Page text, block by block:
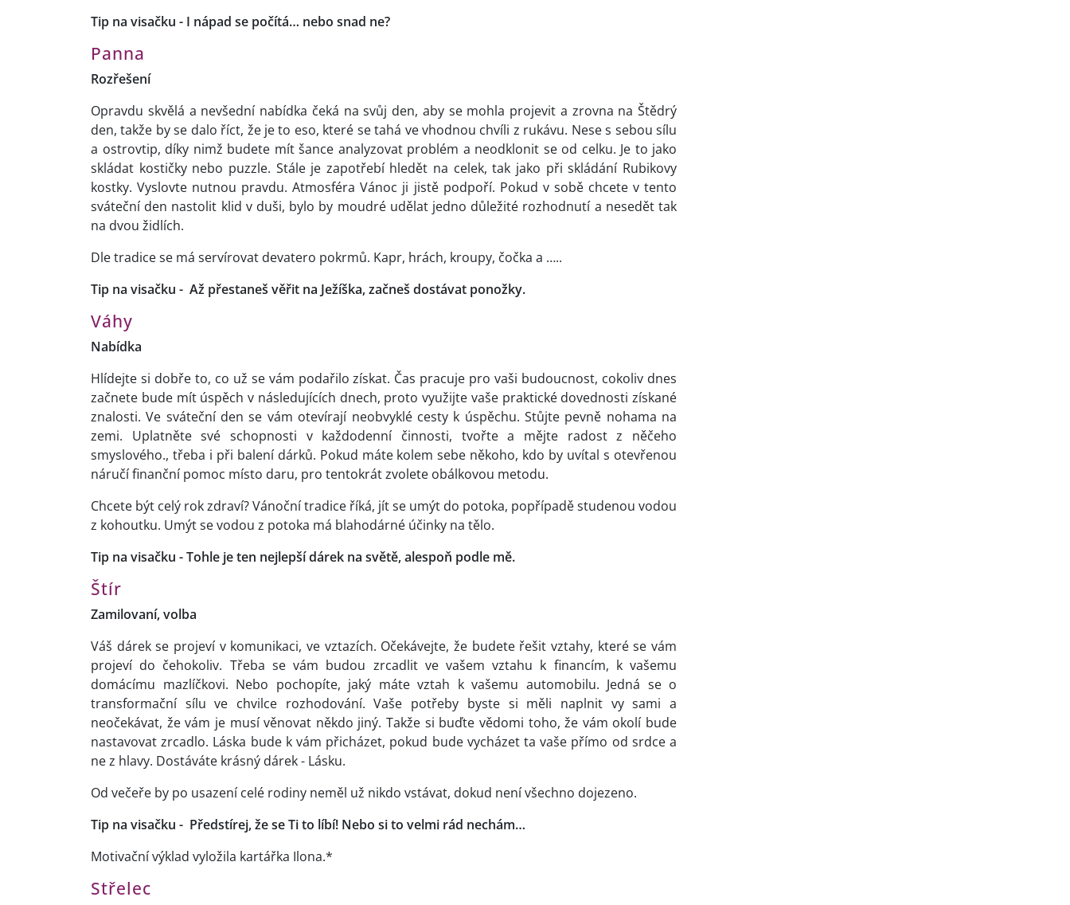
Tip na visačku - I nápad se počítá… nebo snad ne?
Panna
Rozřešení
Opravdu skvělá a nevšední nabídka čeká na svůj den, aby se mohla projevit a zrovna na Štědrý
den, takže by se dalo říct, že je to eso, které se tahá ve vhodnou chvíli z rukávu. Nese s sebou sílu
a ostrovtip, díky nimž budete mít šance analyzovat problém a neodklonit se od celku. Je to jako
skládat kostičky nebo puzzle. Stále je zapotřebí hledět na celek, tak jako při skládání Rubikovy
kostky. Vyslovte nutnou pravdu. Atmosféra Vánoc ji jistě podpoří. Pokud v sobě chcete v tento
sváteční den nastolit klid v duši, bylo by moudré udělat jedno důležité rozhodnutí a nesedět tak
na dvou židlích.
Dle tradice se má servírovat devatero pokrmů. Kapr, hrách, kroupy, čočka a …..
Tip na visačku - Až přestaneš věřit na Ježíška, začneš dostávat ponožky.
Váhy
Nabídka
Hlídejte si dobře to, co už se vám podařilo získat. Čas pracuje pro vaši budoucnost, cokoliv dnes
začnete bude mít úspěch v následujících dnech, proto využijte vaše praktické dovednosti získané
znalosti. Ve sváteční den se vám otevírají neobvyklé cesty k úspěchu. Stůjte pevně nohama na
zemi. Uplatněte své schopnosti v každodenní činnosti, tvořte a mějte radost z něčeho
smyslového., třeba i při balení dárků. Pokud máte kolem sebe někoho, kdo by uvítal s otevřenou
náručí finanční pomoc místo daru, pro tentokrát zvolete obálkovou metodu.
Chcete být celý rok zdraví? Vánoční tradice říká, jít se umýt do potoka, popřípadě studenou vodou
z kohoutku. Umýt se vodou z potoka má blahodárné účinky na tělo.
Tip na visačku - Tohle je ten nejlepší dárek na světě, alespoň podle mě.
Štír
Zamilovaní, volba
Váš dárek se projeví v komunikaci, ve vztazích. Očekávejte, že budete řešit vztahy, které se vám
projeví do čehokoliv. Třeba se vám budou zrcadlit ve vašem vztahu k financím, k vašemu
domácímu mazlíčkovi. Nebo pochopíte, jaký máte vztah k vašemu automobilu. Jedná se o
transformační sílu ve chvilce rozhodování. Vaše potřeby byste si měli naplnit vy sami a
neočekávat, že vám je musí věnovat někdo jiný. Takže si buďte vědomi toho, že vám okolí bude
nastavovat zrcadlo. Láska bude k vám přicházet, pokud bude vycházet ta vaše přímo od srdce a
ne z hlavy. Dostáváte krásný dárek - Lásku.
Od večeře by po usazení celé rodiny neměl už nikdo vstávat, dokud není všechno dojezeno.
Tip na visačku - Předstírej, že se Ti to líbí! Nebo si to velmi rád nechám…
Motivační výklad vyložila kartářka Ilona.*
Střelec